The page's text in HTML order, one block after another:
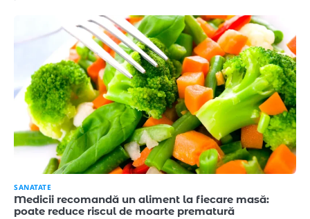
SANATATE
Medicii recomandă un aliment la fiecare masă:
poate reduce riscul de moarte prematură